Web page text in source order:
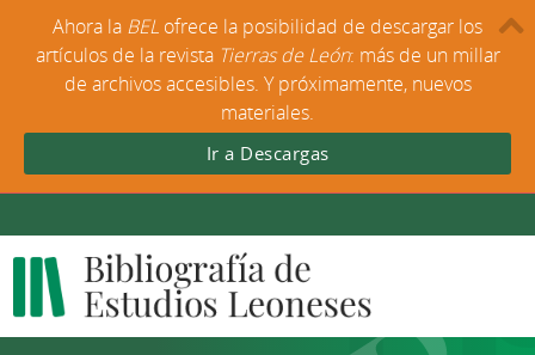
Ahora la BEL ofrece la posibilidad de descargar los
artículos de la revista Tierras de León: más de un millar
de archivos accesibles. Y próximamente, nuevos
materiales.
Ir a Descargas